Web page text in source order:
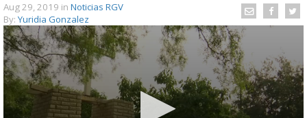
Aug 29, 2019 in Noticias RGV
By: Yuridia Gonzalez